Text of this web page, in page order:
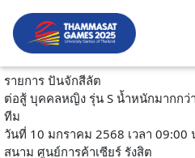
รายการ ปันจักสีลัต
ต่อสู้ บุคคลหญิง รุ่น S น้ำหนักมากกว่
ทีม
วันที่ 10 มกราคม 2568 เวลา 09:00
สนาม ศูนย์การค้าเซียร์ รังสิต